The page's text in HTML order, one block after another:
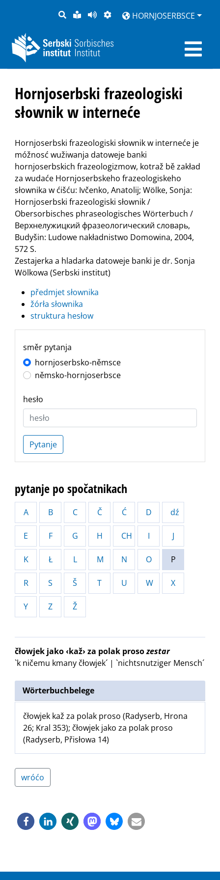
PYTANJE
LOCHKA
RĚČ
STRONU
PŘEDČITAĆ
ZWOBRAZNJENJE
HORNJOSERBSCE
Hornjoserbski frazeologiski
słownik w interneće
Hornjoserbski frazeologiski słownik w interneće je
móžnosć wužiwanja datoweje banki
hornjoserbskich frazeologizmow, kotraž bě zakład
za wudaće Hornjoserbskeho frazeologiskeho
słownika w ćišću: Ivčenko, Anatolij; Wölke, Sonja:
Hornjoserbski frazeologiski słownik /
Obersorbisches phraseologisches Wörterbuch /
Верхнелужицкий фразеологический словарь,
Budyšin: Ludowe nakładnistwo Domowina, 2004,
572 S.
Zestajerka a hladarka datoweje banki je dr. Sonja
Wölkowa (Serbski institut)
předmjet słownika
žórła słownika
struktura hesłow
směr pytanja
hornjoserbsko-němsce
němsko-hornjoserbsce
hesło
Pytanje
pytanje po spočatnikach
A B C Č Ć D dź
E F G H CH I J
K Ł L M N O P
R S Š T U W X
Y Z Ž
čłowjek jako ‹kaž› za polak prosozestar
`k ničemu kmany čłowjek´ | `nichtsnutziger Mensch´
Wörterbuchbelege
čłowjek kaž za polak proso (Radyserb, Hrona
26; Kral 353); čłowjek jako za polak proso
(Radyserb, Přisłowa 14)
wróćo